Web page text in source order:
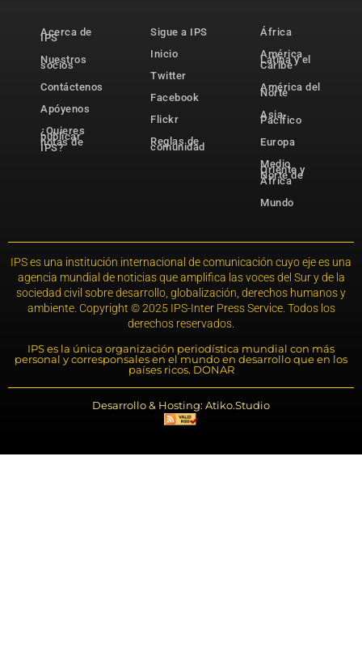
Acerca de
IPS
Nuestros
socios
Contáctenos
Apóyenos
¿Quieres
publicar
notas de
IPS?
Sigue a IPS
Inicio
Twitter
Facebook
Flickr
Reglas de
comunidad
África
América
Latina y el
Caribe
América del
Norte
Asia-
Pacífico
Europa
Medio
Oriente y
Norte de
África
Mundo
IPS es una institución internacional de comunicación cuyo eje es una
agencia mundial de noticias que amplifica las voces del Sur y de la
sociedad civil sobre desarrollo, globalización, derechos humanos y
ambiente. Copyright © 2025 IPS-Inter Press Service. Todos los
derechos reservados.
IPS es la única organización periodística mundial con más
personal y corresponsales en el mundo en desarrollo que en los
países ricos. DONAR
Desarrollo & Hosting: Atiko.Studio